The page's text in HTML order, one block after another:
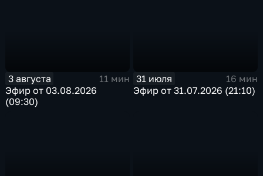
3 августа
11 мин
Эфир от 03.08.2026
(09:30)
31 июля
16 мин
Эфир от 31.07.2026 (21:10)